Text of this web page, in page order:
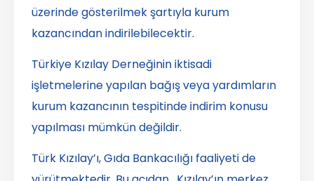
üzerinde gösterilmek şartıyla kurum
kazancından indirilebilecektir.
Türkiye Kızılay Derneğinin iktisadi
işletmelerine yapılan bağış veya yardımların
kurum kazancının tespitinde indirim konusu
yapılması mümkün değildir.
Türk Kızılay’ı, Gıda Bankacılığı faaliyeti de